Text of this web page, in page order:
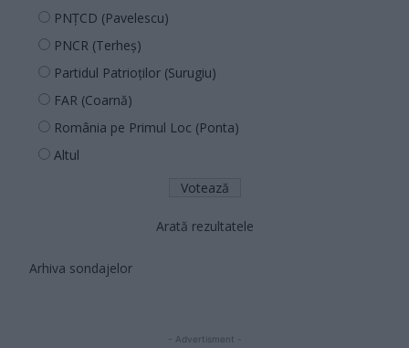
PNȚCD (Pavelescu)
PNCR (Terheș)
Partidul Patrioților (Surugiu)
FAR (Coarnă)
România pe Primul Loc (Ponta)
Altul
Arată rezultatele
Arhiva sondajelor
- Advertisment -